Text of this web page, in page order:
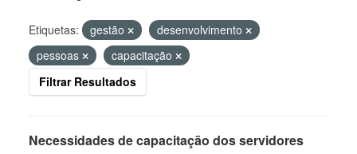
Etiquetas: gestão
desenvolvimento
pessoas
capacitação
Filtrar Resultados
Necessidades de capacitação dos servidores